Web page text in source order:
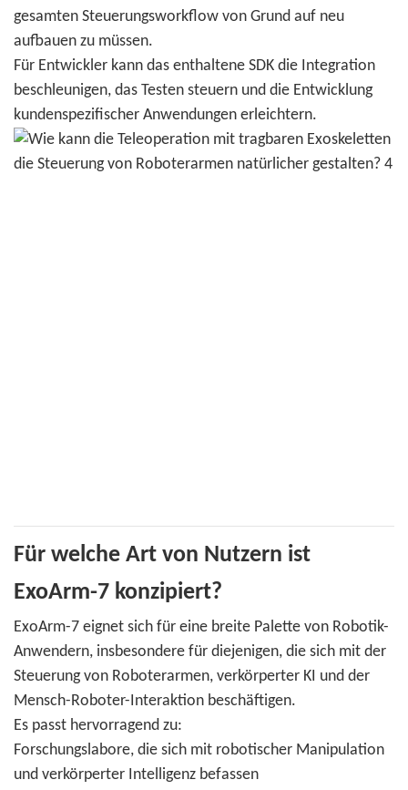
gesamten Steuerungsworkflow von Grund auf neu
aufbauen zu müssen.
Für Entwickler kann das enthaltene SDK die Integration
beschleunigen, das Testen steuern und die Entwicklung
kundenspezifischer Anwendungen erleichtern.
Für welche Art von Nutzern ist
ExoArm-7 konzipiert?
ExoArm-7 eignet sich für eine breite Palette von Robotik-
Anwendern, insbesondere für diejenigen, die sich mit der
Steuerung von Roboterarmen, verkörperter KI und der
Mensch-Roboter-Interaktion beschäftigen.
Es passt hervorragend zu:
Forschungslabore, die sich mit robotischer Manipulation
und verkörperter Intelligenz befassen